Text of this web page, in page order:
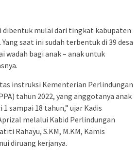
dibentuk mulai dari tingkat kabupaten
saat ini sudah terbentuk di 39 desa
wadah bagi anak – anak untuk
instruksi Kementerian Perlindungan
tahun 2022, yang anggotanya anak
1 sampai 18 tahun,” ujar Kadis
melalui Kabid Perlindungan
Rahayu, S.KM, M.KM, Kamis
diruang kerjanya.